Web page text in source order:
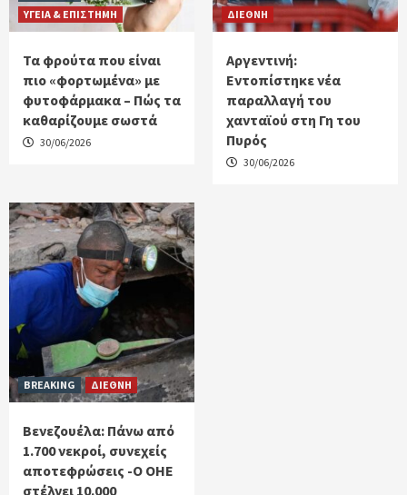
ΥΓΕΙΑ & ΕΠΙΣΤΗΜΗ
Τα φρούτα που είναι
πιο «φορτωμένα» με
φυτοφάρμακα – Πώς τα
καθαρίζουμε σωστά
30/06/2026
ΔΙΕΘΝΗ
Αργεντινή:
Εντοπίστηκε νέα
παραλλαγή του
χανταϊού στη Γη του
Πυρός
30/06/2026
BREAKING ΔΙΕΘΝΗ
Βενεζουέλα: Πάνω από
1.700 νεκροί, συνεχείς
αποτεφρώσεις -Ο ΟΗΕ
στέλνει 10.000